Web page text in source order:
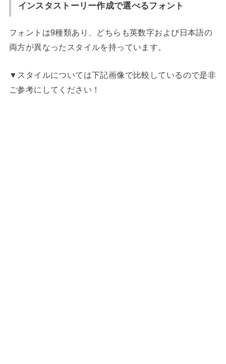
インスタストーリー作成で選べるフォント
フォントは9種類あり、どちらも英数字および日本語の
両方が異なったスタイルを持っています。
▼スタイルについては下記画像で比較しているので是非
ご参考にしてください！